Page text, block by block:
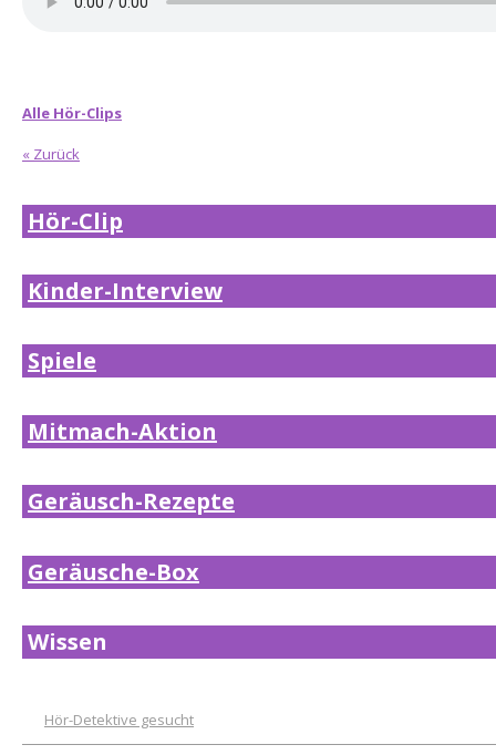
Alle Hör-Clips
« Zurück
Hör-Clip
Kinder-Interview
Spiele
Mitmach-Aktion
Geräusch-Rezepte
Geräusche-Box
Wissen
Hör-Detektive gesucht